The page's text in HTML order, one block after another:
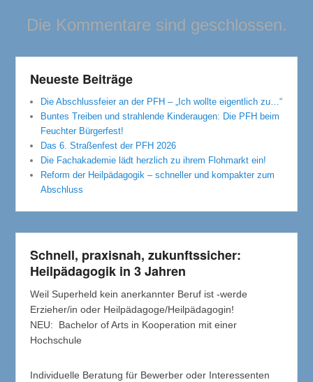
Die Kommentare sind geschlossen.
Neueste Beiträge
Die Abschlussfeier an der PFH – „Ich wollte eigentlich zu…“
Buntes Treiben und strahlende Kinderaugen: Die PFH beim
Feuchter Bürgerfest!
Das 6. Straßenfest der PFH 2026
Die Fachakademie lädt herzlich zu ihrem Flohmarkt ein!
Reform der Heilpädagogik – schneller und kompakter zum
Abschluss
Schnell, praxisnah, zukunftssicher:
Heilpädagogik in 3 Jahren
Weil Superheld kein anerkannter Beruf ist -werde
Erzieher/in oder Heilpädagoge/Heilpädagogin!
NEU: Bachelor of Arts in Kooperation mit einer
Hochschule
Individuelle Beratung für Bewerber oder Interessenten